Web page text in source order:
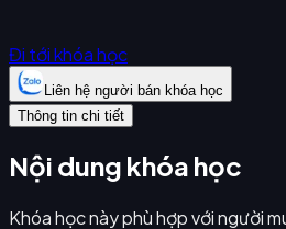
Đi tới khóa học
Liên hệ người bán khóa học
Thông tin chi tiết
Nội dung khóa học
Khóa học này phù hợp với người